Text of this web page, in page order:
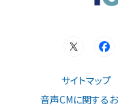
サイトマップ
音声CMに関する